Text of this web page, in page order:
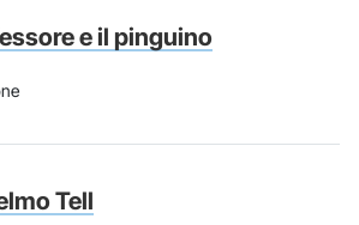
e il pinguino
Tell